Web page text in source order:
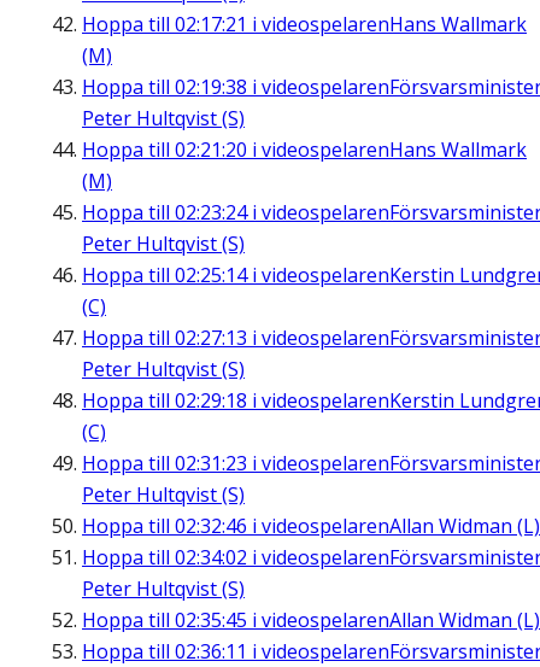
Hoppa till 02:17:21 i videospelarenHans Wallmark
(M)
Hoppa till 02:19:38 i videospelaren
Peter Hultqvist (S)
Hoppa till 02:21:20 i videospelarenHans Wallmark
(M)
Hoppa till 02:23:24i videospelaren
Peter Hultqvist (S)
Hoppa till 02:25:14i videospelarenKerstin
(C)
Hoppa till 02:27:13 i videospelaren
Peter Hultqvist (S)
Hoppa till 02:29:18 i videospelarenKerstin
(C)
Hoppa till 02:31:23 i videospelaren
Peter Hultqvist (S)
Hoppa till 02:32:46 i videospelarenAllan Widman (L)
Hoppa till 02:34:02 i videospelaren
Peter Hultqvist (S)
Hoppa till 02:35:45 i videospelarenAllan Widman (L)
Hoppa till 02:36:11 i videospelaren